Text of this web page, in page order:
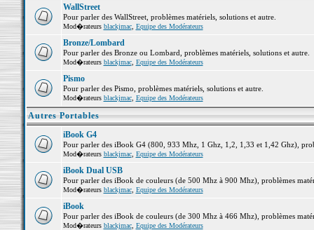
WallStreet
Pour parler des WallStreet, problèmes matériels, solutions et autre.
Mod�rateurs blackjmac, Equipe des Modérateurs
Bronze/Lombard
Pour parler des Bronze ou Lombard, problèmes matériels, solutions et autre.
Mod�rateurs blackjmac, Equipe des Modérateurs
Pismo
Pour parler des Pismo, problèmes matériels, solutions et autre.
Mod�rateurs blackjmac, Equipe des Modérateurs
Autres Portables
iBook G4
Pour parler des iBook G4 (800, 933 Mhz, 1 Ghz, 1,2, 1,33 et 1,42 Ghz),
Mod�rateurs blackjmac, Equipe des Modérateurs
iBook Dual USB
Pour parler des iBook de couleurs (de 500 Mhz à 900 Mhz), problèmes
Mod�rateurs blackjmac, Equipe des Modérateurs
iBook
Pour parler des iBook de couleurs (de 300 Mhz à 466 Mhz), problèmes
Mod�rateurs blackjmac, Equipe des Modérateurs